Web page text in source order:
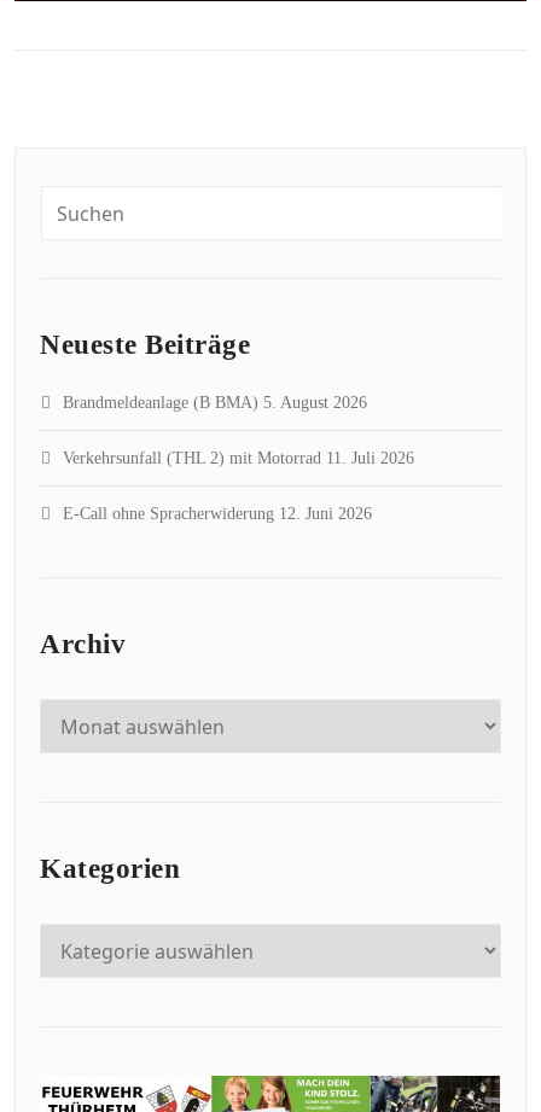
Neueste Beiträge
Brandmeldeanlage (B BMA) 5. August 2026
Verkehrsunfall (THL 2) mit Motorrad 11. Juli 2026
E-Call ohne Spracherwiderung 12. Juni 2026
Archiv
Kategorien